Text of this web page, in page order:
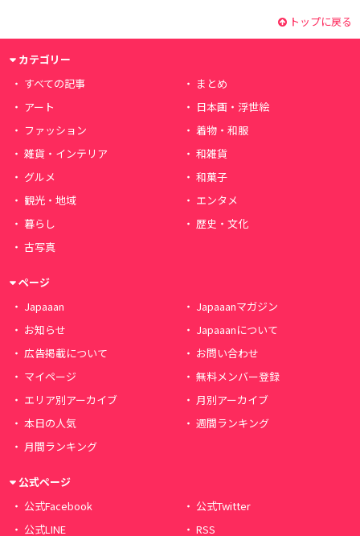
トップに戻る
カテゴリー
すべての記事
まとめ
アート
日本画・浮世絵
ファッション
着物・和服
雑貨・インテリア
和雑貨
グルメ
和菓子
観光・地域
エンタメ
暮らし
歴史・文化
古写真
ページ
Japaaan
Japaaanマガジン
お知らせ
Japaaanについて
広告掲載について
お問い合わせ
マイページ
無料メンバー登録
エリア別アーカイブ
月別アーカイブ
本日の人気
週間ランキング
月間ランキング
公式ページ
公式Facebook
公式Twitter
公式LINE
RSS